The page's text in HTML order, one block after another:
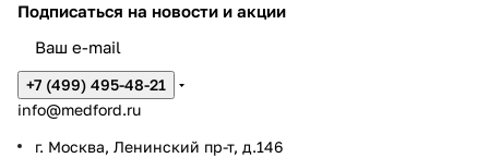
Подписаться на новости и акции
+7 (499) 495-48-21
info@medford.ru
г. Москва, Ленинский пр-т, д.146